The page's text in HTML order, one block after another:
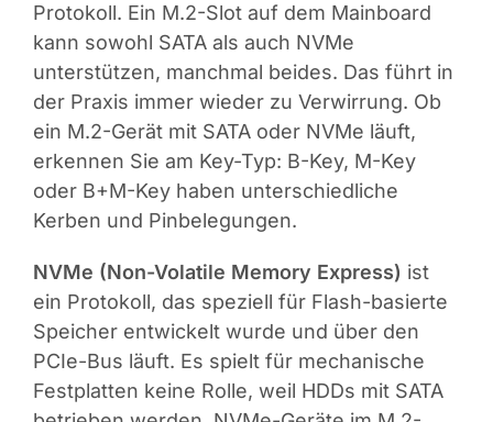
Protokoll. Ein M.2-Slot auf dem Mainboard
kann sowohl SATA als auch NVMe
unterstützen, manchmal beides. Das führt in
der Praxis immer wieder zu Verwirrung. Ob
ein M.2-Gerät mit SATA oder NVMe läuft,
erkennen Sie am Key-Typ: B-Key, M-Key
oder B+M-Key haben unterschiedliche
Kerben und Pinbelegungen.
NVMe (Non-Volatile Memory Express) ist
ein Protokoll, das speziell für Flash-basierte
Speicher entwickelt wurde und über den
PCIe-Bus läuft. Es spielt für mechanische
Festplatten keine Rolle, weil HDDs mit SATA